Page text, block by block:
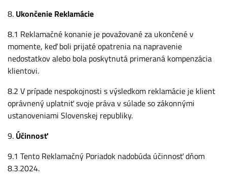
8. Ukončenie Reklamácie
8.1 Reklamačné konanie je považované za ukončené v
momente, keď boli prijaté opatrenia na napravenie
nedostatkov alebo bola poskytnutá primeraná kompenzácia
klientovi.
8.2 V prípade nespokojnosti s výsledkom reklamácie je klient
oprávnený uplatniť svoje práva v súlade so zákonnými
ustanoveniami Slovenskej republiky.
9. Účinnosť
9.1 Tento Reklamačný Poriadok nadobúda účinnosť dňom
8.3.2024.